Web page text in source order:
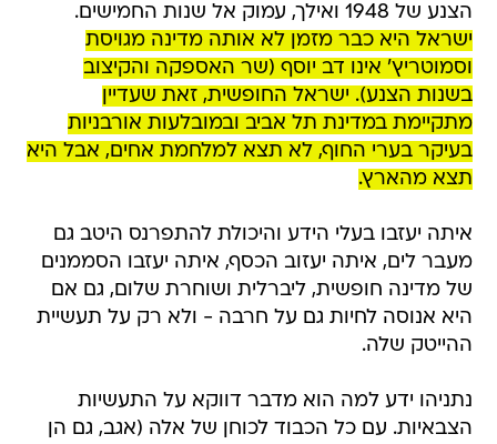
הצנע של 1948 ואילך, עמוק אל שנות החמישים.
ישראל היא כבר מזמן לא אותה מדינה מגויסת
וסמוטריץ' אינו דב יוסף (שר האספקה והקיצוב
בשנות הצנע). ישראל החופשית, זאת שעדיין
מתקיימת במדינת תל אביב ובמובלעות אורבניות
בעיקר בערי החוף, לא תצא למלחמת אחים, אבל היא
תצא מהארץ.
איתה יעזבו בעלי הידע והיכולת להתפרנס היטב גם
מעבר לים, איתה יעזוב הכסף, איתה יעזבו הסממנים
של מדינה חופשית, ליברלית ושוחרת שלום, גם אם
היא אנוסה לחיות גם על חרבה - ולא רק על תעשיית
ההייטק שלה.
נתניהו ידע למה הוא מדבר דווקא על התעשיות
הצבאיות. עם כל הכבוד לכוחן של אלה (אגב, גם הן